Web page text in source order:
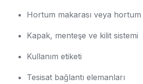
Hortum makarası veya hortum
Kapak, menteşe ve kilit sistemi
Kullanım etiketi
Tesisat bağlantı elemanları